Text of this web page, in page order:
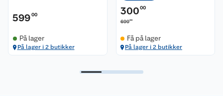
59900
På lager
På lager i 2 butikker
300 00
69900
Få på lager
På lager i 2 butikker
Kjøpsvilkår
Klikk og hent
Festdrakter til hele familien
Hagemøbler og utemøbler